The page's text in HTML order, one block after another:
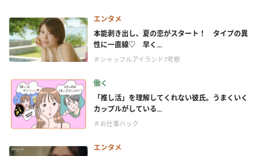
エンタメ
本能剥き出し、夏の恋がスタート！ タイプの異
性に一直線♡ 早く...
＃シャッフルアイランド7考察
働く
「推し活」を理解してくれない彼氏。うまくいく
カップルがしている...
＃お仕事ハック
エンタメ